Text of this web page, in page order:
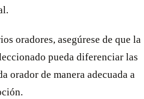
oradores, asegúrese de que la
pueda diferenciar las
orador de manera adecuada a